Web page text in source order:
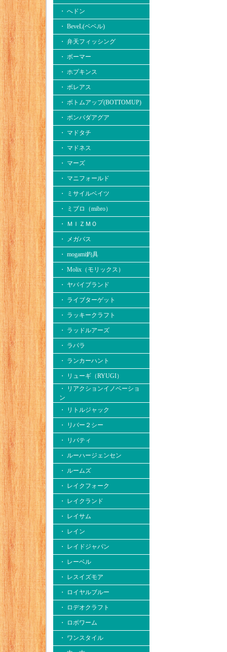
・ へドン
・ BeveL(ベベル)
・ 弁天フィッシング
・ ボーマー
・ ホプキンス
・ ボレアス
・ ボトムアップ(BOTTOMUP)
・ ボンバダアグア
・ マドタチ
・ マドネス
・ マーズ
・ マニフォールド
・ ミサイルベイツ
・ ミブロ（mibro）
・ ＭＩＺＭＯ
・ メガバス
・ mogami釣具
・ Molix（モリックス）
・ ヤバイブランド
・ ライブターゲット
・ ラッキークラフト
・ ラッドルアーズ
・ ラパラ
・ ランカーハント
・ リューギ（RYUGI）
・ リアクションイノベーショ
ン
・ リトルジャック
・ リバー２シー
・ リバティ
・ ルーハージェンセン
・ ルームズ
・ レイクフォーク
・ レイクランド
・ レイサム
・ レイン
・ レイドジャパン
・ レーベル
・ レスイズモア
・ ロイヤルブルー
・ ロデオクラフト
・ ロボワーム
・ ワンスタイル